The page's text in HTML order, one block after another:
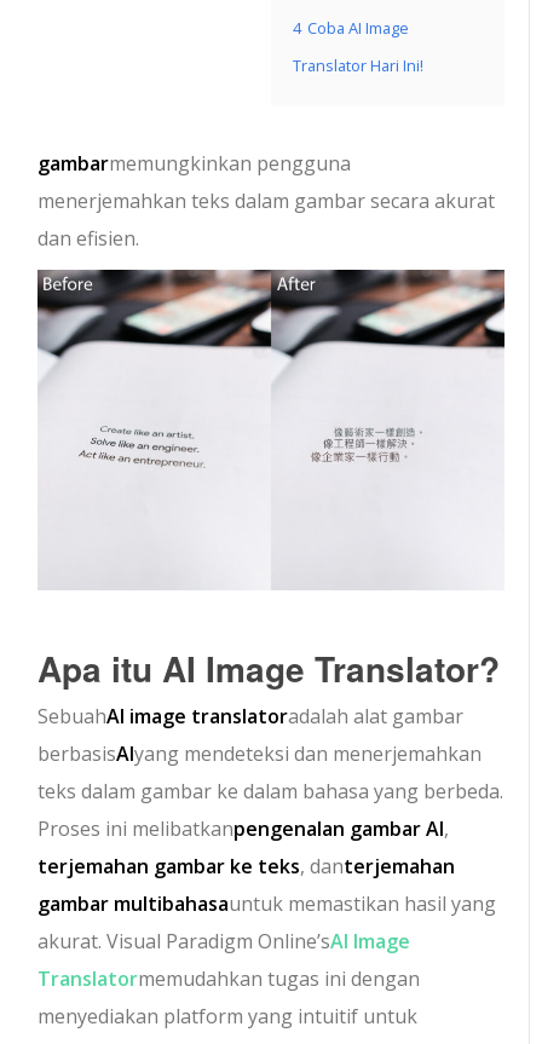
4 Coba AI Image
Translator Hari Ini!
gambarmemungkinkan pengguna
menerjemahkan teks dalam gambar secara akurat
dan efisien.
Apa itu AI Image Translator?
SebuahAI image translatoradalah alat gambar
berbasisAIyang mendeteksi dan menerjemahkan
teks dalam gambar ke dalam bahasa yang berbeda.
Proses ini melibatkanpengenalan gambar AI,
terjemahan gambar ke teks, danterjemahan
gambar multibahasauntuk memastikan hasil yang
akurat. Visual Paradigm Online’sAI Image
Translatormemudahkan tugas ini dengan
menyediakan platform yang intuitif untuk